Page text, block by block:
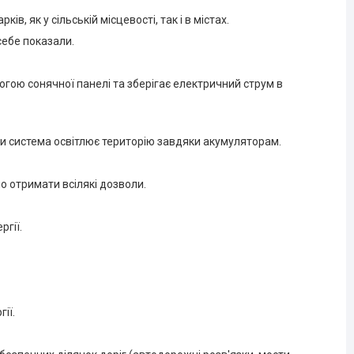
як у сільській місцевості, так і в містах.
показали.
сонячної панелі та зберігає електричний струм в
освітлює територію завдяки акумуляторам.
отримати всілякі дозволи.